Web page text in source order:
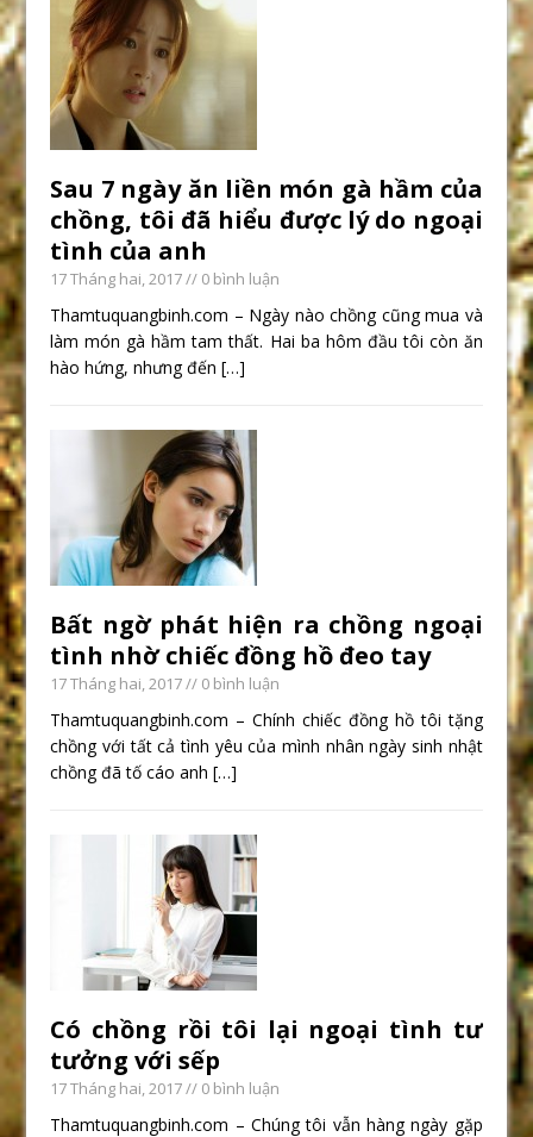
Sau 7 ngày ăn liền món gà hầm của
chồng, tôi đã hiểu được lý do ngoại
tình của anh
17 Tháng hai, 2017// 0 bình luận
Thamtuquangbinh.com – Ngày nào chồng cũng mua và
làm món gà hầm tam thất. Hai ba hôm đầu tôi còn ăn
hào hứng, nhưng đến[…]
Bất ngờ phát hiện ra chồng ngoại
tình nhờ chiếc đồng hồ đeo tay
17 Tháng hai, 2017// 0 bình luận
Thamtuquangbinh.com – Chính chiếc đồng hồ tôi tặng
chồng với tất cả tình yêu của mình nhân ngày sinh nhật
chồng đã tố cáo anh[…]
Có chồng rồi tôi lại ngoại tình tư
tưởng với sếp
17 Tháng hai, 2017// 0 bình luận
Thamtuquangbinh.com – Chúng tôi vẫn hàng ngày gặp